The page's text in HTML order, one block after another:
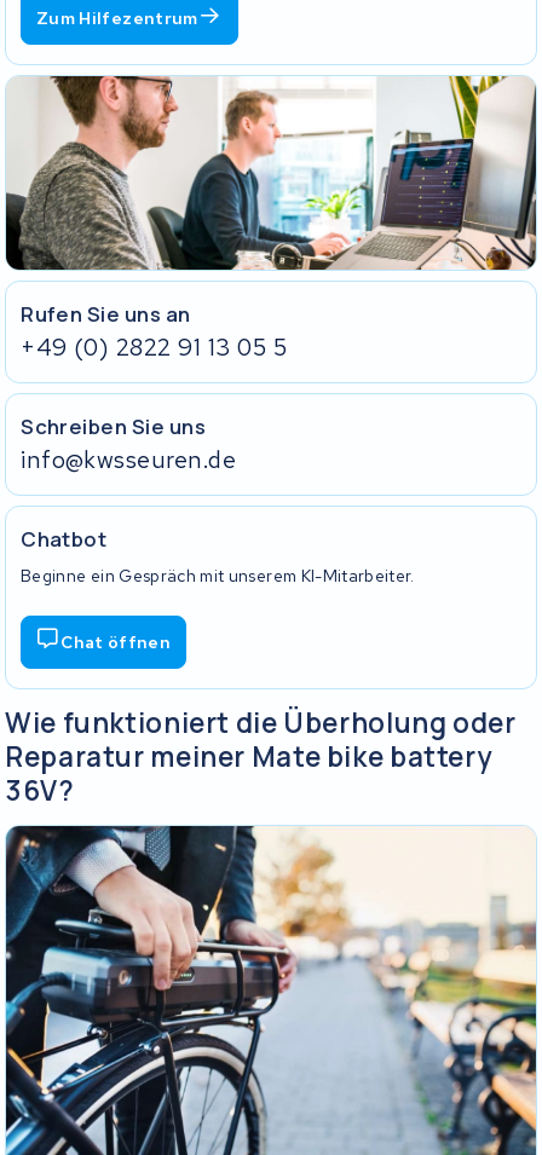
Das Einlegeformular, ausgedruckt und mitgeschickt. Ohne
dieses Formular können wir deine Sendung nicht korrekt
zuordnen und die Bearbeitung dauert länger.
Den Akku selbst.
Das passende Ladegerät.
Hat dein Akku ein Schloss? Schicke den Schlüssel in einem
verschlossenen Umschlag mit. Klebe den Schlüssel nicht außen
am Akku fest.
Ohne Ladegerät und Schlüssel können wir deinen Akku nicht
vollständig testen.
Zum Hilfezentrum
Rufen Sie uns an
+49 (0) 2822 91 13 05 5
Schreiben Sie uns
info@kwsseuren.de
Chatbot
Beginne ein Gespräch mit unserem KI-Mitarbeiter.
Chat öffnen
Wie funktioniert die Überholung oder
Reparatur meiner Mate bike battery
36V?